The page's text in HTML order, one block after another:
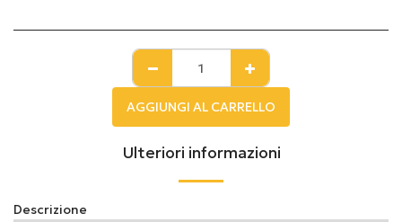
AGGIUNGI AL CARRELLO
Ulteriori informazioni
Descrizione